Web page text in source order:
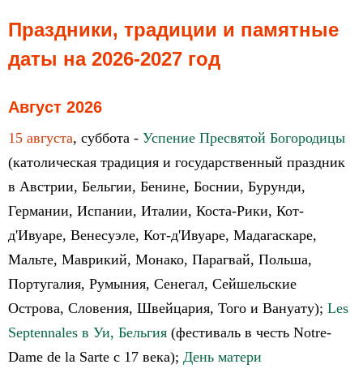
Праздники, традиции и памятные
даты на 2026-2027 год
Август 2026
15 августа, суббота - Успение Пресвятой Богородицы
(католическая традиция и государственный праздник
в Австрии, Бельгии, Бенине, Боснии, Бурунди,
Германии, Испании, Италии, Коста-Рики, Кот-
д'Ивуаре, Венесуэле, Кот-д'Ивуаре, Мадагаскаре,
Мальте, Маврикий, Монако, Парагвай, Польша,
Португалия, Румыния, Сенегал, Сейшельские
Острова, Словения, Швейцария, Того и Вануату); Les
Septennales в Уи, Бельгия (фестиваль в честь Notre-
Dame de la Sarte с 17 века); День матери